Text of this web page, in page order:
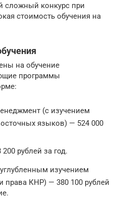
сложный конкурс при
стоимость обучения на
на обучение
программы
(с изучением
языков) — 524 000
рублей за год.
изучением
права КНР) — 380 100 рублей